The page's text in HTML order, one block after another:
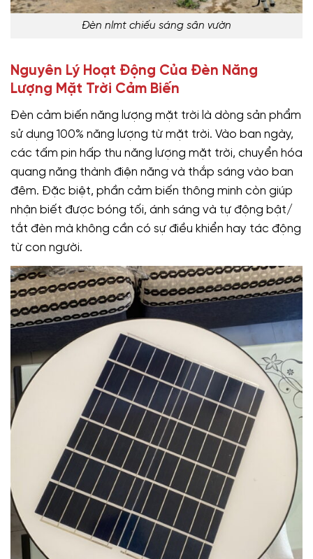
Đèn nlmt chiếu sáng sân vườn
Nguyên Lý Hoạt Động Của Đèn Năng
Lượng Mặt Trời Cảm Biến
Đèn cảm biến năng lượng mặt trời là dòng sản phẩm
sử dụng 100% năng lượng từ mặt trời. Vào ban ngày,
các tấm pin hấp thu năng lượng mặt trời, chuyển hóa
quang năng thành điện năng và thắp sáng vào ban
đêm. Đặc biệt, phần cảm biến thông minh còn giúp
nhận biết được bóng tối, ánh sáng và tự động bật/
tắt đèn mà không cần có sự điều khiển hay tác động
từ con người.